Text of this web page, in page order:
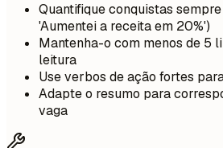
Quantifique conquistas
'Aumentei a receita em 20%')
Mantenha-o com menos de 5
leitura
Use verbos de ação fortes
Adapte o resumo para
vaga